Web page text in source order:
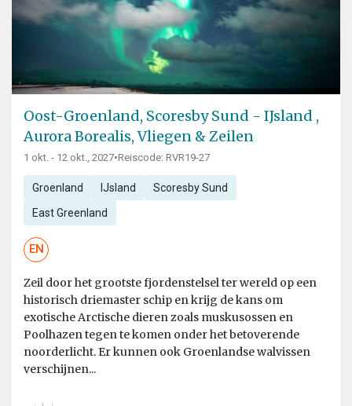
Oost-Groenland, Scoresby Sund - IJsland ,
Aurora Borealis, Vliegen & Zeilen
1 okt. - 12 okt., 2027•Reiscode: RVR19-27
Groenland IJsland Scoresby Sund
East Greenland
EN
Zeil door het grootste fjordenstelsel ter wereld op een
historisch driemaster schip en krijg de kans om
exotische Arctische dieren zoals muskusossen en
Poolhazen tegen te komen onder het betoverende
noorderlicht. Er kunnen ook Groenlandse walvissen
verschijnen...